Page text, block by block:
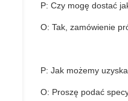
P: Czy mogę dostać
O: Tak, zamówienie
P: Jak możemy
O: Proszę podać